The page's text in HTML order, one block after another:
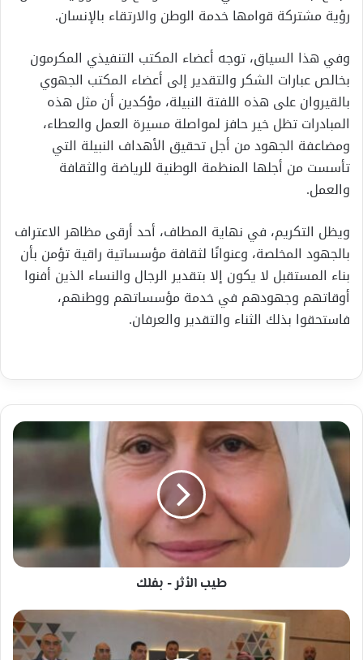
رؤية مشتركة قوامها خدمة الوطن والارتقاء بالإنسان.
وفي هذا السياق، توجه أعضاء المكتب التنفيذي المكرمون
بخالص عبارات الشكر والتقدير إلى أعضاء المكتب الجهوي
بالقيروان على هذه اللفتة النبيلة، مؤكدين أن مثل هذه
المبادرات تظل خير حافز لمواصلة مسيرة العمل والعطاء،
ومضاعفة الجهود من أجل تحقيق الأهداف النبيلة التي
تأسست من أجلها المنظمة الوطنية للرياضة والثقافة
والعمل.
ويظل التكريم، في نهاية المطاف، أحد أرقى مظاهر الاعتراف
بالجهود المخلصة، وعنوانًا لثقافة مؤسساتية راقية تؤمن بأن
بناء المستقبل لا يكون إلا بتقدير الرجال والنساء الذين أفنوا
أوقاتهم وجهودهم في خدمة مؤسساتهم ووطنهم،
فاستحقوا بذلك الثناء والتقدير والعرفان.
طيب
الأثر
بفلك
طيب الأثر - بفلك
تونس